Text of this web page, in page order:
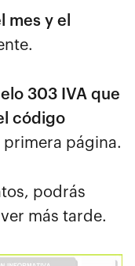
mes y el
303 IVA que
código
página.
podrás
más tarde.